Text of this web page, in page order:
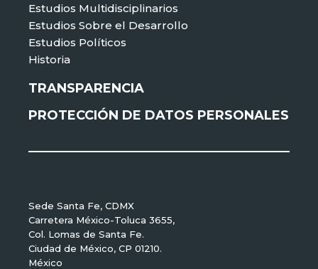
Estudios Multidisciplinarios
Estudios Sobre el Desarrollo
Estudios Políticos
Historia
TRANSPARENCIA
PROTECCIÓN DE DATOS PERSONALES
Sede Santa Fe, CDMX
Carretera México-Toluca 3655,
Col. Lomas de Santa Fe.
Ciudad de México, CP 01210.
México